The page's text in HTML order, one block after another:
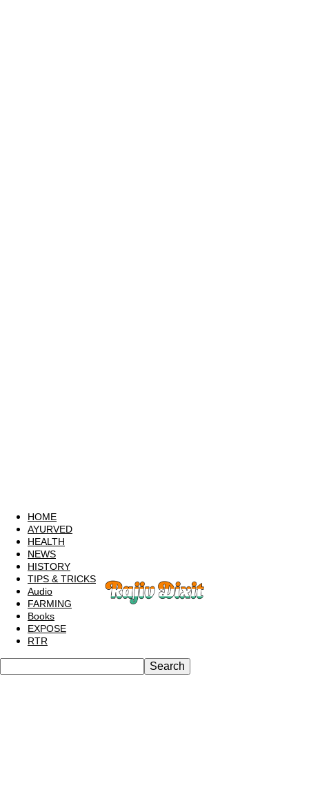
HOME
AYURVED
HEALTH
NEWS
HISTORY
TIPS & TRICKS
Audio
FARMING
Books
EXPOSE
RTR